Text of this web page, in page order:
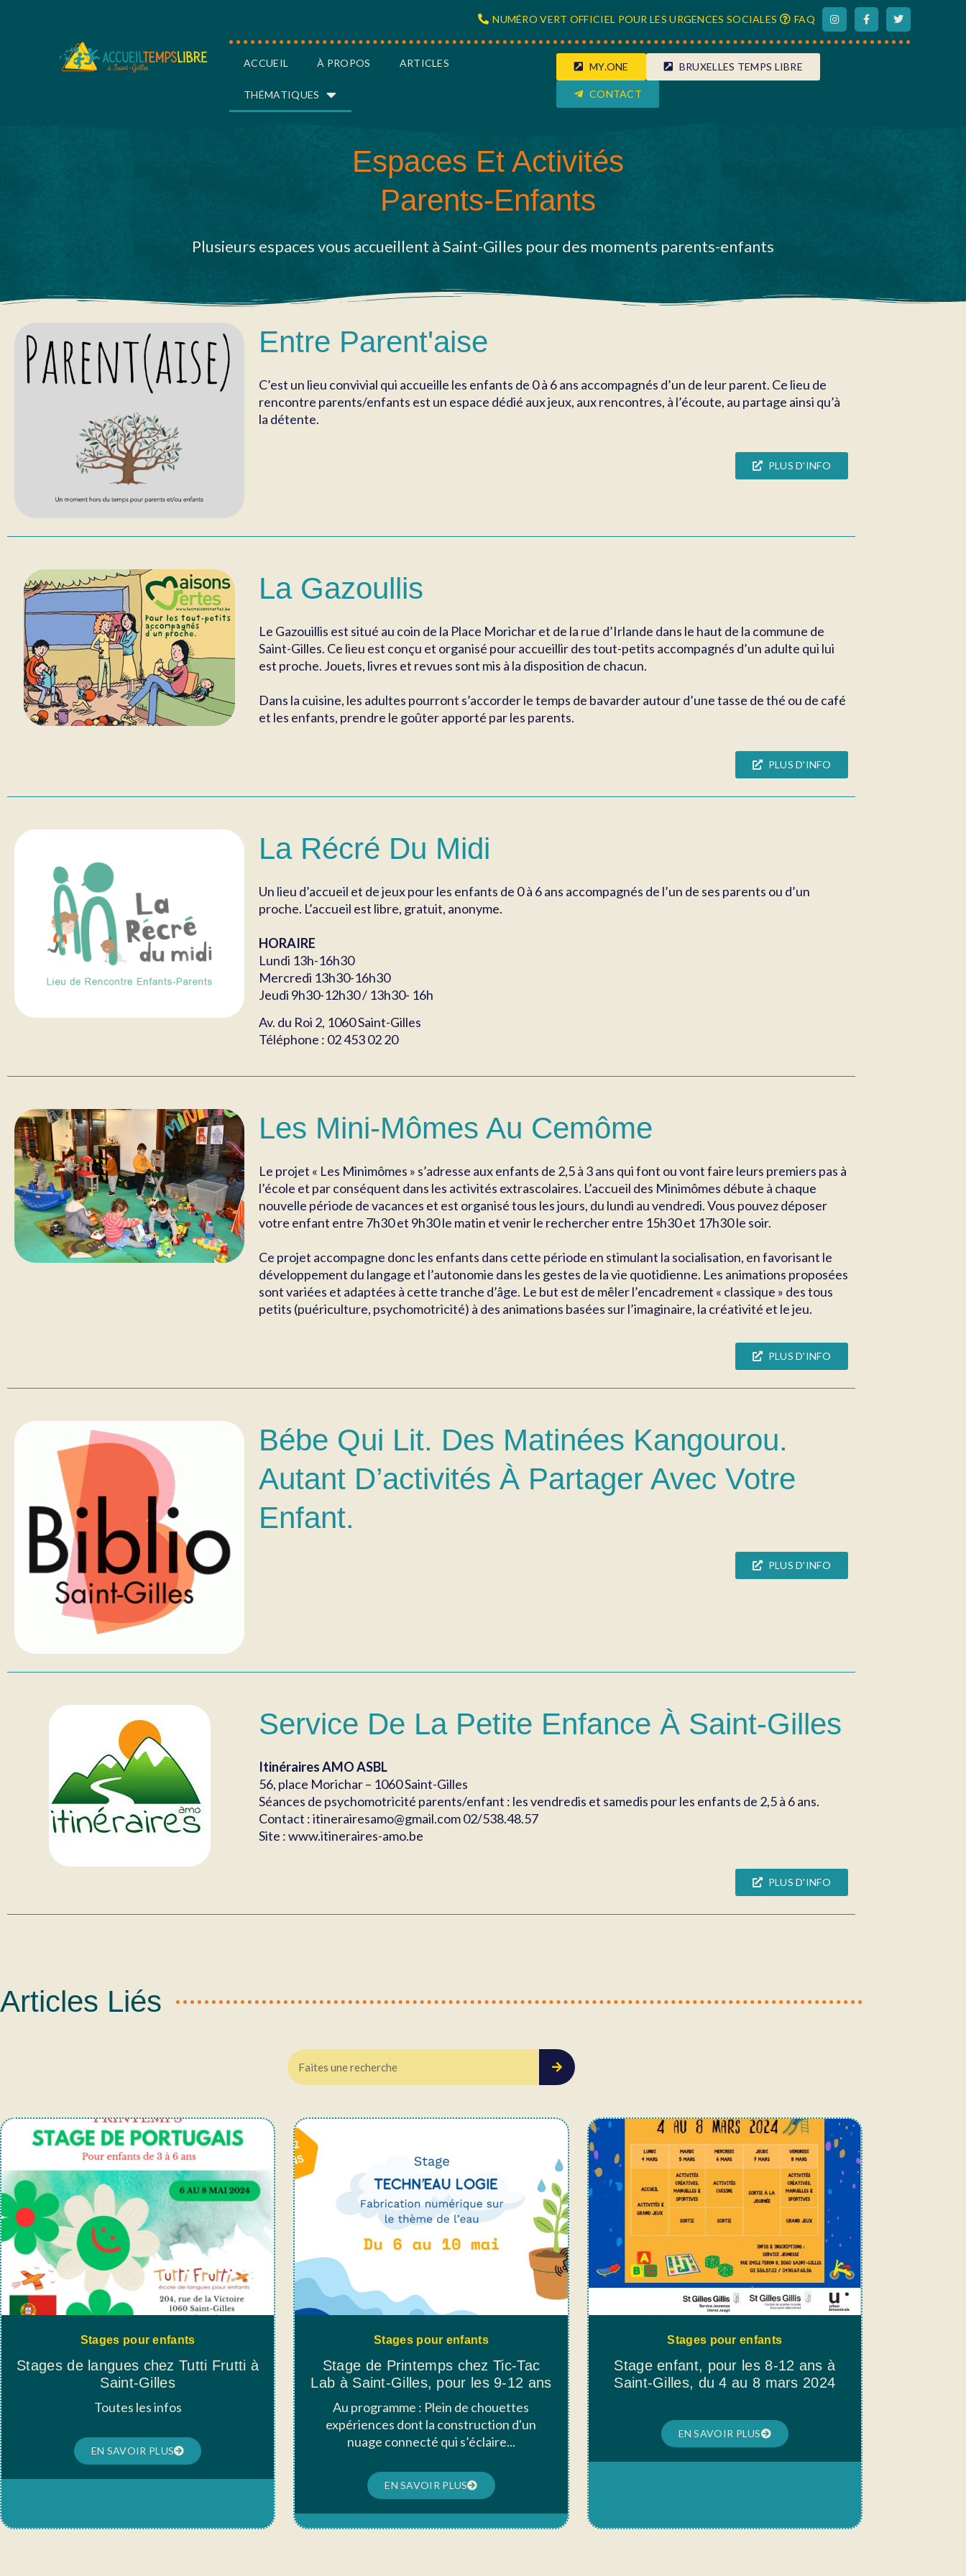
NUMÉRO VERT OFFICIEL POUR LES URGENCES SOCIALES FAQ
ACCUEIL À PROPOS ARTICLES
THÉMATIQUES
MY.ONE BRUXELLES TEMPS LIBRE
CONTACT
Espaces Et Activités
Parents-Enfants
Plusieurs espaces vous accueillent à Saint-Gilles pour des moments parents-enfants
Entre Parent'aise
C’est un lieu convivial qui accueille les enfants de 0 à 6 ans accompagnés d’un de leur parent. Ce lieu de
rencontre parents/enfants est un espace dédié aux jeux, aux rencontres, à l’écoute, au partage ainsi qu’à
la détente.
PLUS D'INFO
La Gazoullis
Le Gazouillis est situé au coin de la Place Morichar et de la rue d’Irlande dans le haut de la commune de
Saint-Gilles. Ce lieu est conçu et organisé pour accueillir des tout-petits accompagnés d’un adulte qui lui
est proche. Jouets, livres et revues sont mis à la disposition de chacun.
Dans la cuisine, les adultes pourront s’accorder le temps de bavarder autour d’une tasse de thé ou de café
et les enfants, prendre le goûter apporté par les parents.
PLUS D'INFO
La Récré Du Midi
Un lieu d’accueil et de jeux pour les enfants de 0 à 6 ans accompagnés de l’un de ses parents ou d’un
proche. L’accueil est libre, gratuit, anonyme.
HORAIRE
Lundi 13h-16h30
Mercredi 13h30-16h30
Jeudi 9h30-12h30 / 13h30- 16h
Av. du Roi 2, 1060 Saint-Gilles
Téléphone : 02 453 02 20
Les Mini-Mômes Au Cemôme
Le projet « Les Minimômes » s’adresse aux enfants de 2,5 à 3 ans qui font ou vont faire leurs premiers pas à
l’école et par conséquent dans les activités extrascolaires. L’accueil des Minimômes débute à chaque
nouvelle période de vacances et est organisé tous les jours, du lundi au vendredi. Vous pouvez déposer
votre enfant entre 7h30 et 9h30 le matin et venir le rechercher entre 15h30 et 17h30 le soir.
Ce projet accompagne donc les enfants dans cette période en stimulant la socialisation, en favorisant le
développement du langage et l’autonomie dans les gestes de la vie quotidienne. Les animations proposées
sont variées et adaptées à cette tranche d’âge. Le but est de mêler l’encadrement « classique » des tous
petits (puériculture, psychomotricité) à des animations basées sur l’imaginaire, la créativité et le jeu.
PLUS D'INFO
Bébe Qui Lit. Des Matinées Kangourou.
Autant D’activités À Partager Avec Votre
Enfant.
PLUS D'INFO
Service De La Petite Enfance À Saint-Gilles
Itinéraires AMO ASBL
56, place Morichar – 1060 Saint-Gilles
Séances de psychomotricité parents/enfant : les vendredis et samedis pour les enfants de 2,5 à 6 ans.
Contact : itinerairesamo@gmail.com 02/538.48.57
Site : www.itineraires-amo.be
PLUS D'INFO
Articles Liés
Stages pour enfants
Stages de langues chez Tutti Frutti à
Saint-Gilles
Toutes les infos
EN SAVOIR PLUS
Stages pour enfants
Stage de Printemps chez Tic-Tac
Lab à Saint-Gilles, pour les 9-12 ans
Au programme : Plein de chouettes
expériences dont la construction d'un
nuage connecté qui s’éclaire...
EN SAVOIR PLUS
Stages pour enfants
Stage enfant, pour les 8-12 ans à
Saint-Gilles, du 4 au 8 mars 2024
EN SAVOIR PLUS